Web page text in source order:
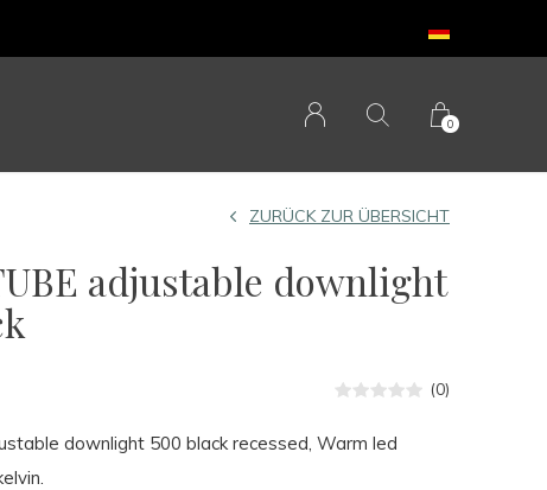
0
adjustable downlight
ZURÜCK ZUR ÜBERSICHT
(0)
downlight 500 black recessed, Warm led